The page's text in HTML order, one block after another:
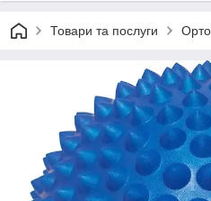
Товари та послуги